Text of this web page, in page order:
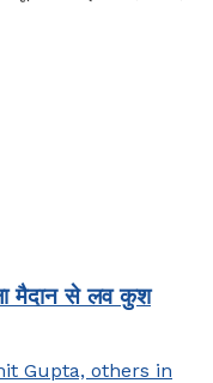
मैदान से लव कुश